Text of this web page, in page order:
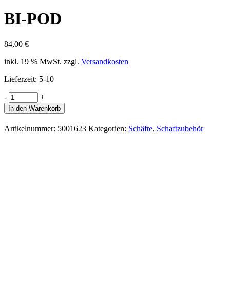
BI-POD
84,00 €
inkl. 19 % MwSt. zzgl. Versandkosten
Lieferzeit: 5-10
- +
In den Warenkorb
Artikelnummer: 5001623 Kategorien: Schäfte, Schaftzubehör